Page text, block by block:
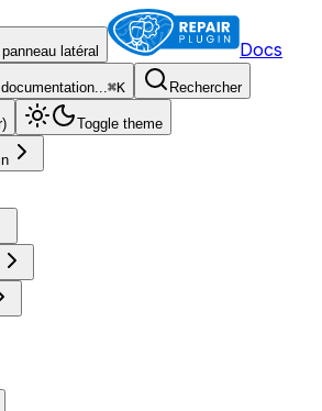
latéral Docs
⌘K Rechercher
) Toggle theme